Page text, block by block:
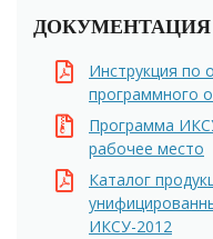
ДОКУМЕНТАЦИЯ
Инструкция по
программного
Программа
рабочее место
Каталог
ИКСУ-2012